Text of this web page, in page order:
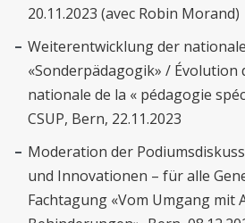
20.11.2023 (avec Robin Morand)
Weiterentwicklung der
«Sonderpädagogik» / Évolution
nationale de la « pédagogie
CSUP, Bern, 22.11.2023
Moderation der
und Innovationen – für alle
Fachtagung «Vom Umgang mit